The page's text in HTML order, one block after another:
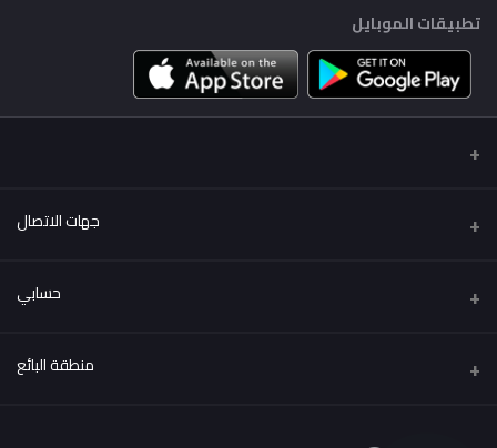
تطبيقات الموبايل
جهات الاتصال
عنوان
Babamisr Shopping
هاتف
حسابي
تسجيل الدخول
منطقة البائع